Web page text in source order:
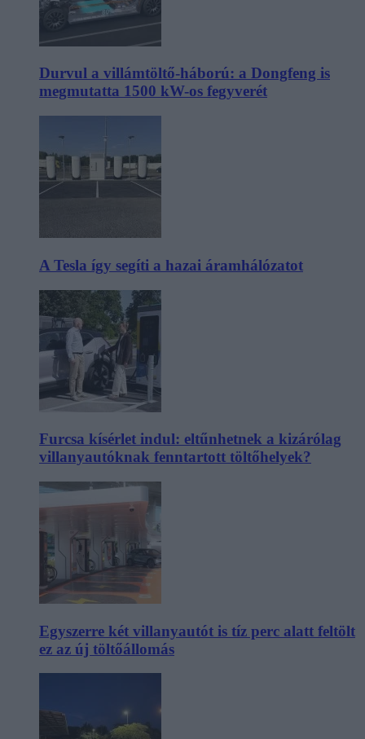
Durvul a villámtöltő-háború: a Dongfeng is
megmutatta 1500 kW-os fegyverét
A Tesla így segíti a hazai áramhálózatot
Furcsa kísérlet indul: eltűnhetnek a kizárólag
villanyautóknak fenntartott töltőhelyek?
Egyszerre két villanyautót is tíz perc alatt feltölt
ez az új töltőállomás